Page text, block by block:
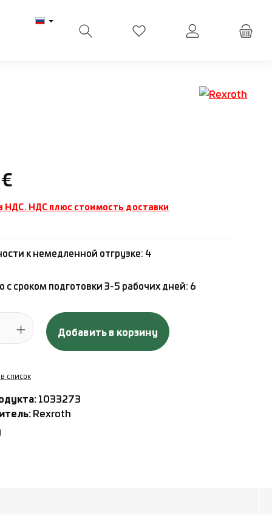
У вас есть товары из
НДС. НДС плюс стоимость доставки
к немедленной отгрузке: 4
с сроком подготовки 3-5 рабочих дней: 6
продукта: введите желаемое количество или используйте
Добавить в корзину
список
1033273
Rexroth